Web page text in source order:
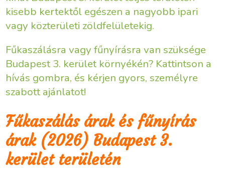
kisebb kertektől egészen a nagyobb ipari
vagy közterületi zöldfelületekig.
Fűkaszálásra vagy fűnyírásra van szüksége
Budapest 3. kerület környékén? Kattintson a
hívás gombra, és kérjen gyors, személyre
szabott ajánlatot!
Fűkaszálás árak és fűnyírás
árak (2026) Budapest 3.
kerület területén